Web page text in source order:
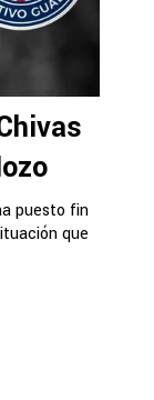
puesto fin
que